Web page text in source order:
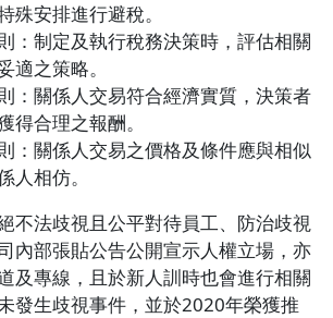
殊安排進行避稅。
：制定及執行稅務決策時，評估相關
適之策略。
：關係人交易符合經濟實質，決策者
得合理之報酬。
：關係人交易之價格及條件應與相似
人相仿。
不法歧視且公平對待員工、防治歧視
內部張貼公告公開宣示人權立場，亦
及專線，且於新人訓時也會進行相關
發生歧視事件，並於2020年榮獲推